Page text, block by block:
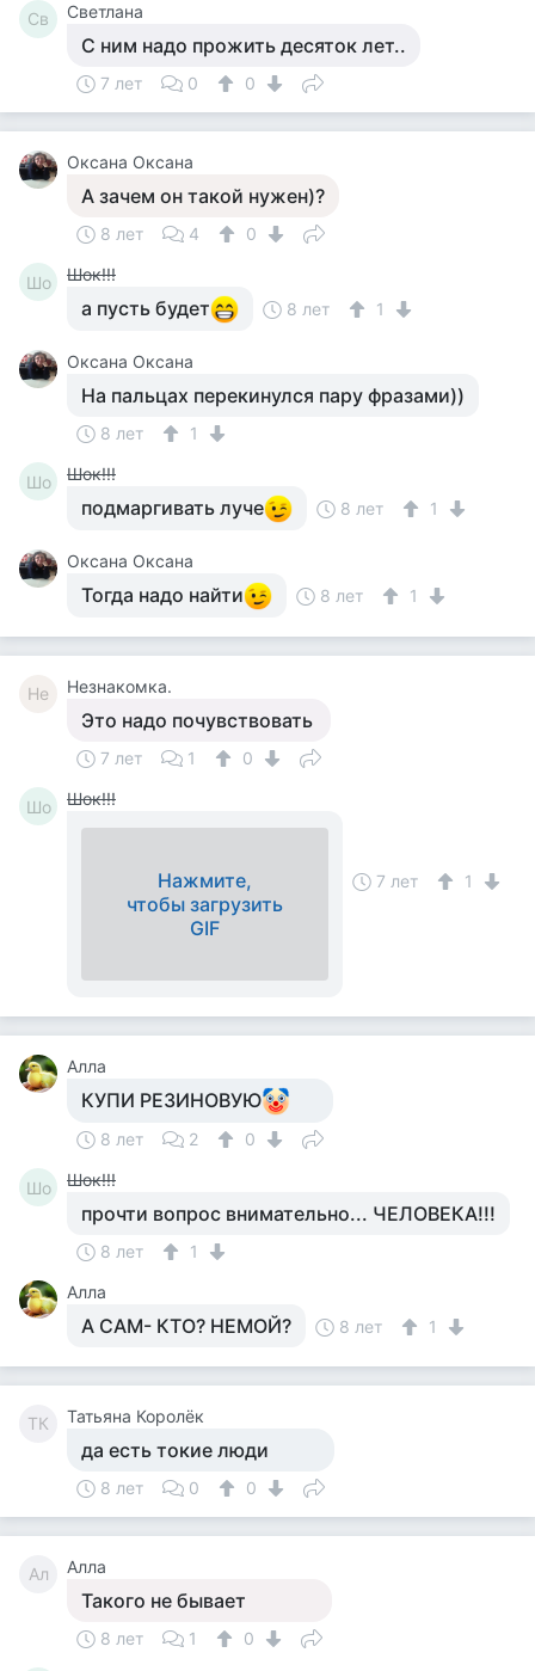
Св Светлана
С ним надо прожить десяток лет..
7 лет 0 0
Оксана Оксана
А зачем он такой нужен)?
8 лет 4 0
Шо Шок!!!
а пусть будет 8 лет 1
Оксана Оксана
На пальцах перекинулся пару фразами))
8 лет 1
Шо Шок!!!
подмаргивать луче 8 лет 1
Оксана Оксана
Тогда надо найти 8 лет 1
Не Незнакомка.
Это надо почувствовать
7 лет 1 0
Шо Шок!!!
Нажмите,
чтобы загрузить
GIF
7 лет 1
Алла
КУПИ РЕЗИНОВУЮ
8 лет 2 0
Шо Шок!!!
прочти вопрос внимательно... ЧЕЛОВЕКА!!!
8 лет
1
Алла
А САМ- КТО? НЕМОЙ? 8 лет 1
ТК Татьяна Королёк
да есть токие люди
8 лет 0 0
Ал Алла
Такого не бывает
8 лет 1
0